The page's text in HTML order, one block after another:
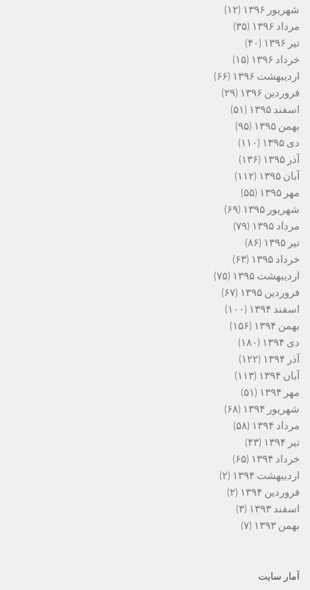
شهریور ۱۳۹۶
(۱۲)
مرداد ۱۳۹۶
(۳۵)
تیر ۱۳۹۶
(۴۰)
خرداد ۱۳۹۶
(۱۵)
اردیبهشت ۱۳۹۶
(۶۶)
فروردین ۱۳۹۶
(۲۹)
اسفند ۱۳۹۵
(۵۱)
بهمن ۱۳۹۵
(۹۵)
دی ۱۳۹۵
(۱۱۰)
آذر ۱۳۹۵
(۱۳۶)
آبان ۱۳۹۵
(۱۱۲)
مهر ۱۳۹۵
(۵۵)
شهریور ۱۳۹۵
(۶۹)
مرداد ۱۳۹۵
(۷۹)
تیر ۱۳۹۵
(۸۶)
خرداد ۱۳۹۵
(۶۳)
اردیبهشت ۱۳۹۵
(۷۵)
فروردین ۱۳۹۵
(۶۷)
اسفند ۱۳۹۴
(۱۰۰)
بهمن ۱۳۹۴
(۱۵۶)
دی ۱۳۹۴
(۱۸۰)
آذر ۱۳۹۴
(۱۲۲)
آبان ۱۳۹۴
(۱۱۳)
مهر ۱۳۹۴
(۵۱)
شهریور ۱۳۹۴
(۶۸)
مرداد ۱۳۹۴
(۵۸)
تیر ۱۳۹۴
(۴۳)
خرداد ۱۳۹۴
(۶۵)
اردیبهشت ۱۳۹۴
(۲)
فروردین ۱۳۹۴
(۲)
اسفند ۱۳۹۳
(۳)
بهمن ۱۳۹۳
(۷)
آمار سایت